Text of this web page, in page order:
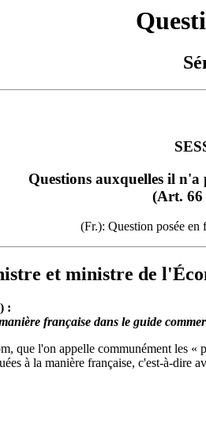
Questions auxquelles il n'a
(Art. 66
(Fr.): Question posée en
et ministre de
:
française dans le guide
que l'on appelle communément les «
à la manière française, c'est-à-